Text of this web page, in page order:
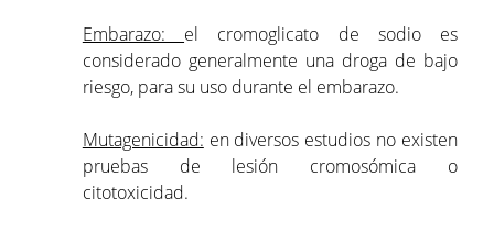
Embarazo: el cromoglicato de sodio es
considerado generalmente una droga de bajo
riesgo, para su uso durante el embarazo.
Mutagenicidad: en diversos estudios no existen
pruebas de lesión cromosómica o
citotoxicidad.